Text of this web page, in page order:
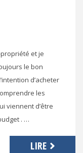
et je
le bon
d’acheter
les
viennent d’être
. …
LIRE